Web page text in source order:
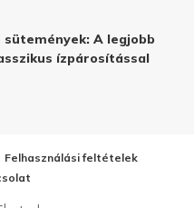
A legjobb
ízpárosítással
Felhasználási feltételek